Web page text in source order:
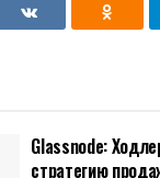
Glassnode:
стратегию